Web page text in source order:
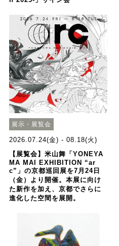
展示・展覧会
2026.07.24(金) - 08.18(火)
【展覧会】⽶⼭舞「YONEYA
MA MAI EXHIBITION “ar
c”」の京都巡回展を7⽉24⽇
（⾦）より開催。本展に向け
た新作を加え、京都でさらに
進化した空間を展開。